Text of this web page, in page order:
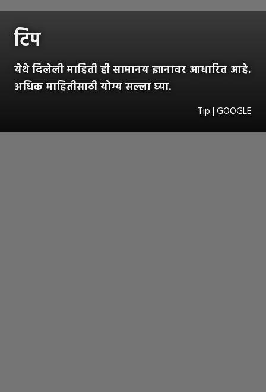
टिप
येथे दिलेली माहिती ही सामानय ज्ञानावर आधारित आहे.
अधिक माहितीसाठी योग्य सल्ला घ्या.
Tip | GOOGLE